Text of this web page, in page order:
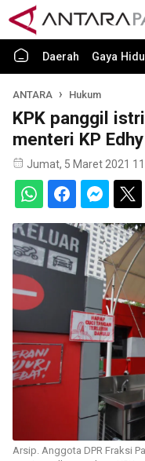
Daerah Gaya
ANTARA Hukum
KPK panggil
menteri KP
Jumat, 5 Maret 2021
Arsip. Anggota DPR Fraksi